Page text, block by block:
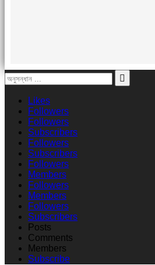
Likes
Followers
Followers
Subscribers
Followers
Subscribers
Followers
Members
Followers
Members
Followers
Subscribers
Posts
Comments
Members
Subscribe